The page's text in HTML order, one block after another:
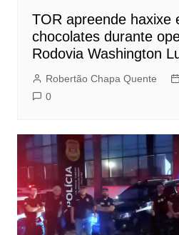
TOR apreende haxixe
chocolates durante
Rodovia Washington
Robertão Chapa Quente
0